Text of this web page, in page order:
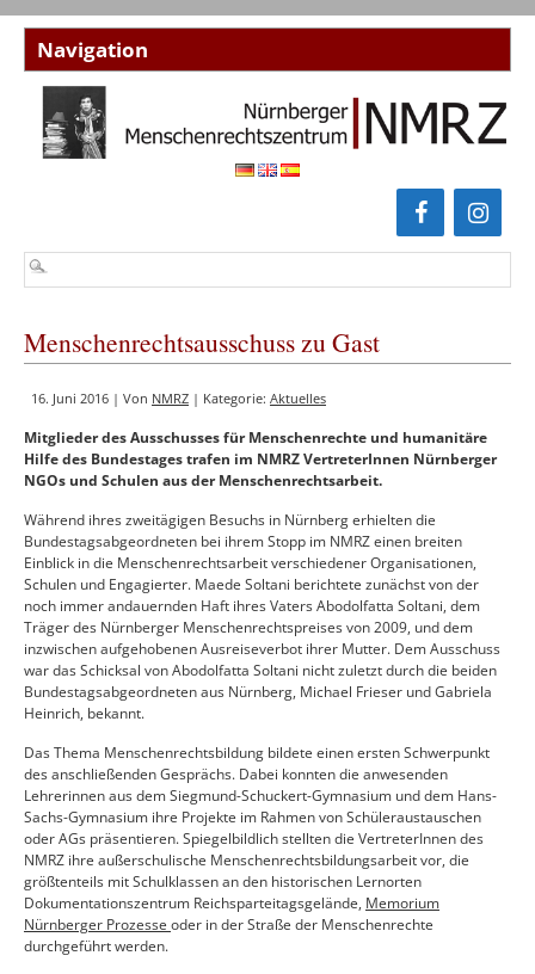
Menschenrechtsausschuss zu Gast
16. Juni 2016 | Von NMRZ | Kategorie: Aktuelles
Mitglieder des Ausschusses für Menschenrechte und humanitäre
Hilfe des Bundestages trafen im NMRZ VertreterInnen Nürnberger
NGOs und Schulen aus der Menschenrechtsarbeit.
Während ihres zweitägigen Besuchs in Nürnberg erhielten die
Bundestagsabgeordneten bei ihrem Stopp im NMRZ einen breiten
Einblick in die Menschenrechtsarbeit verschiedener Organisationen,
Schulen und Engagierter. Maede Soltani berichtete zunächst von der
noch immer andauernden Haft ihres Vaters Abodolfatta Soltani, dem
Träger des Nürnberger Menschenrechtspreises von 2009, und dem
inzwischen aufgehobenen Ausreiseverbot ihrer Mutter. Dem Ausschuss
war das Schicksal von Abodolfatta Soltani nicht zuletzt durch die beiden
Bundestagsabgeordneten aus Nürnberg, Michael Frieser und Gabriela
Heinrich, bekannt.
Das Thema Menschenrechtsbildung bildete einen ersten Schwerpunkt
des anschließenden Gesprächs. Dabei konnten die anwesenden
Lehrerinnen aus dem Siegmund-Schuckert-Gymnasium und dem Hans-
Sachs-Gymnasium ihre Projekte im Rahmen von Schüleraustauschen
oder AGs präsentieren. Spiegelbildlich stellten die VertreterInnen des
NMRZ ihre außerschulische Menschenrechtsbildungsarbeit vor, die
größtenteils mit Schulklassen an den historischen Lernorten
Dokumentationszentrum Reichsparteitagsgelände, Memorium
Nürnberger Prozesse oder in der Straße der Menschenrechte
durchgeführt werden.